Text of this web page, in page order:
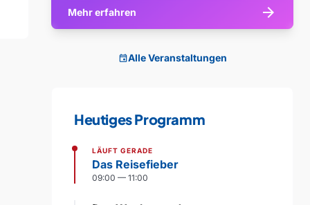
Mehr erfahren arrow_forward
eventAlle Veranstaltungen
Heutiges Programm
LÄUFT GERADE
Das Reisefieber
09:00 — 11:00